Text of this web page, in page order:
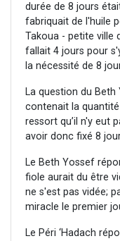
durée de 8 jours
fabriquait de l'huile
Takoua - petite ville
fallait 4 jours pour
la nécessité de 8
La question du Beth
contenait la
ressort qu’il n'y eut
avoir donc fixé 8
Le Beth Yossef
fiole aurait du être
ne s'est pas vidée;
miracle le premier
Le Péri ‘Hadach